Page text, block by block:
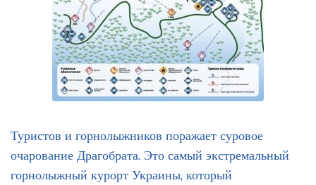
Туристов и горнолыжников поражает суровое
очарование Драгобрата. Это самый экстремальный
горнолыжный курорт Украины, который